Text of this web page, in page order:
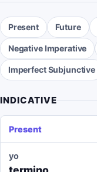
Present Future
Negative Imperative
Imperfect Subjunctive
INDICATIVE
Present
yo